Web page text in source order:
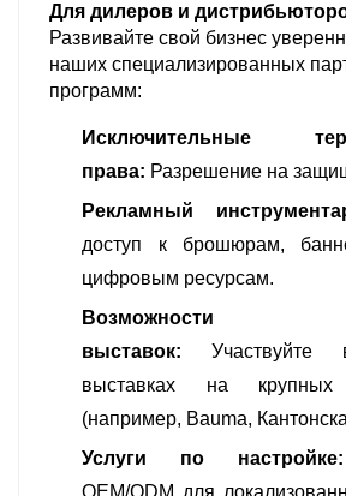
Для дилеров и
Развивайте свой бизнес
наших специализированных
программ:
Исключительные
права: Разрешение на
Рекламный
доступ к брошюрам,
цифровым ресурсам.
Возможности
выставок: Участвуйте
выставках на крупных
(например, Bauma,
Услуги по настройке:
OEM/ODM для